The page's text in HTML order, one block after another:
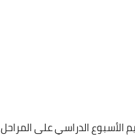
الأسبوع الدراسي على المراحل